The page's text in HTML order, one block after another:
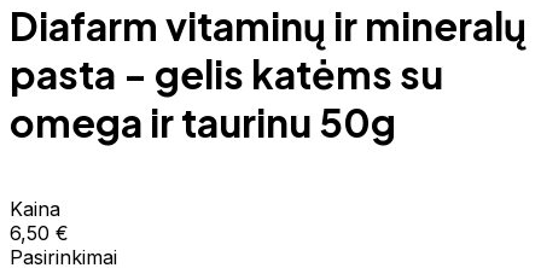
Diafarm vitaminų ir mineralų
pasta - gelis katėms su
omega ir taurinu 50g
Kaina
6,50 €
Pasirinkimai